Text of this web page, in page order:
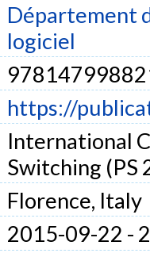
Département
logiciel
https://
International
Switching (PS
Florence, Italy
2015-09-22 -